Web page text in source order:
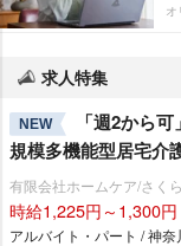
オ
求人特集
NEW
「週2から
規模多機能型居宅介
有限会社ホームケア/さく
時給1,225円～1,300円
アルバイト・パート / 神奈